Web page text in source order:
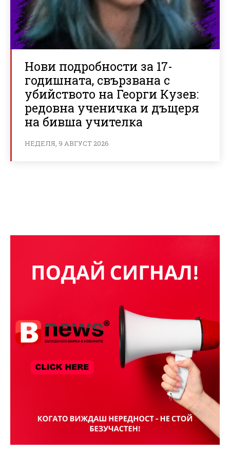
Нови подробности за 17-
годишната, свързвана с
убийството на Георги Кузев:
редовна ученичка и дъщеря
на бивша учителка
НЕДЕЛЯ, 9 АВГУСТ 2026